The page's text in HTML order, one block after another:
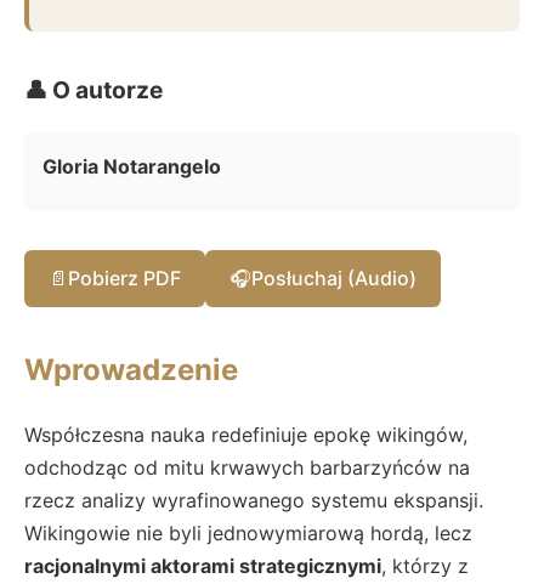
👤 O autorze
Gloria Notarangelo
📄 Pobierz PDF 🎧Posłuchaj (Audio)
Wprowadzenie
Współczesna nauka redefiniuje epokę wikingów,
odchodząc od mitu krwawych barbarzyńców na
rzecz analizy wyrafinowanego systemu ekspansji.
Wikingowie nie byli jednowymiarową hordą, lecz
racjonalnymi aktorami strategicznymi, którzy z